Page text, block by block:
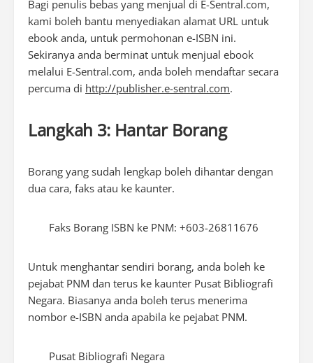
Bagi penulis bebas yang menjual di E-Sentral.com,
kami boleh bantu menyediakan alamat URL untuk
ebook anda, untuk permohonan e-ISBN ini.
Sekiranya anda berminat untuk menjual ebook
melalui E-Sentral.com, anda boleh mendaftar secara
percuma di http://publisher.e-sentral.com.
Langkah 3: Hantar Borang
Borang yang sudah lengkap boleh dihantar dengan
dua cara, faks atau ke kaunter.
Faks Borang ISBN ke PNM: +603-26811676
Untuk menghantar sendiri borang, anda boleh ke
pejabat PNM dan terus ke kaunter Pusat Bibliografi
Negara. Biasanya anda boleh terus menerima
nombor e-ISBN anda apabila ke pejabat PNM.
Pusat Bibliografi Negara